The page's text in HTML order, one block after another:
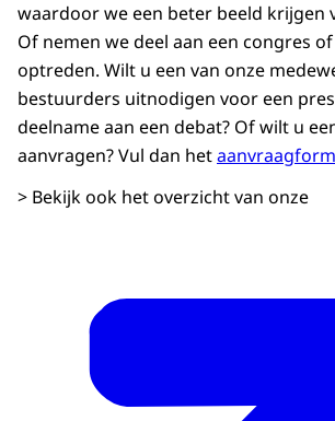
waardoor we een beter beeld krijgen
Of nemen we deel aan een congres
optreden. Wilt u een van onze
bestuurders uitnodigen voor een
deelname aan een debat? Of wilt u
aanvragen? Vul dan het
> Bekijk ook het overzicht van onze